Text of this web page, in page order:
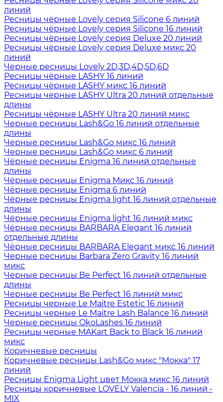
линий
Ресницы чёрные Lovely серия Silicone 6 линий
Ресницы чёрные Lovely серия Silicone 16 линий
Ресницы чёрные Lovely серия Deluxe 20 линий
Ресницы чёрные Lovely серия Deluxe микс 20
линий
Черные ресницы Lovely 2D,3D,4D,5D,6D
Ресницы чёрные LASHY 16 линий
Ресницы чёрные LASHY микс 16 линий
Ресницы черные LASHY Ultra 20 линий отдельные
длины
Ресницы чёрные LASHY Ultra 20 линий микс
Черные ресницы Lash&Go 16 линий отдельные
длины
Черные ресницы Lash&Go микс 16 линий
Черные ресницы Lash&Go микс 6 линий
Чёрные ресницы Enigma 16 линий отдельные
длины
Чёрные ресницы Enigma Микс 16 линий
Чёрные ресницы Enigma 6 линий
Чёрные ресницы Enigma light 16 линий отдельные
длины
Чёрные ресницы Enigma light 16 линий микс
Чёрные ресницы BARBARA Elegant 16 линий
отдельные длины
Чёрные ресницы BARBARA Elegant микс 16 линий
Черные ресницы Barbara Zero Gravity 16 линий
микс
Черные ресницы Be Perfect 16 линий отдельные
длины
Черные ресницы Be Perfect 16 линий микс
Ресницы черные Le Maitre Estetic 16 линий
Ресницы черные Le Maitre Lash Balance 16 линий
Черные ресницы OkoLashes 16 линий
Ресницы черные MAKart Back to Black 16 линий
микс
Коричневые ресницы
Коричневые ресницы Lash&Go микс "Мокка" 17
линий
Ресницы Enigma Light цвет Мокка микс 16 линий
Ресницы коричневые LOVELY Valencia - 16 линий -
MIX